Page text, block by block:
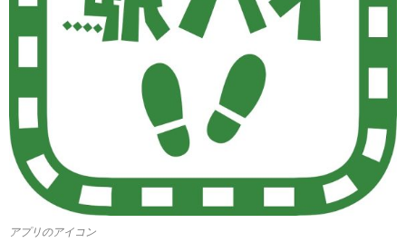
アプリのアイコン